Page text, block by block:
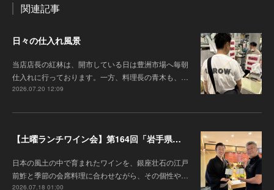
関連記事
日々の仕入れ風景
当店店長の紅林は、開市している日は豊洲市場へ毎朝
仕入れに行っております。一方、料理長の青木も、…
2026.07.20 12:09
【土曜ランチワイン会】第164回「岩手県『高橋葡萄園』のワインと江戸前鮓」
日本の風土の中で育まれたワインを、銀座壮石の江戸
前鮓と季節の会席料理に合わせながら、その個性や…
2026.07.18 01:00